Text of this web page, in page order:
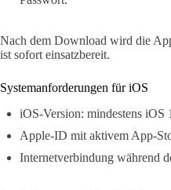
Nach dem Download wird die
ist sofort einsatzbereit.
Systemanforderungen für iOS
iOS-Version: mindestens iOS
Apple-ID mit aktivem App-
Internetverbindung während